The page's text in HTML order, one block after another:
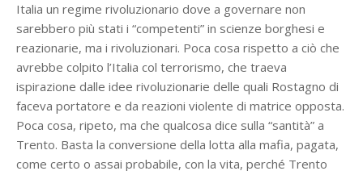
Italia un regime rivoluzionario dove a governare non
sarebbero più stati i “competenti” in scienze borghesi e
reazionarie, ma i rivoluzionari. Poca cosa rispetto a ciò che
avrebbe colpito l’Italia col terrorismo, che traeva
ispirazione dalle idee rivoluzionarie delle quali Rostagno di
faceva portatore e da reazioni violente di matrice opposta.
Poca cosa, ripeto, ma che qualcosa dice sulla “santità” a
Trento. Basta la conversione della lotta alla mafia, pagata,
come certo o assai probabile, con la vita, perché Trento